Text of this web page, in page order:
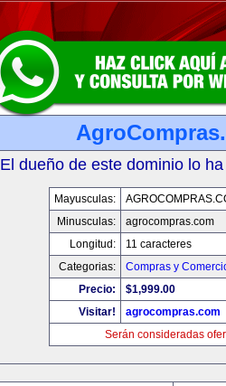
El dueño de este dominio lo
Mayusculas:
Minusculas:
agrocompras.com
Longitud:
11 caracteres
Categorias:
Compras y
Precio:
$1,999.00
Visitar!
agrocompras.com
Serán consideradas